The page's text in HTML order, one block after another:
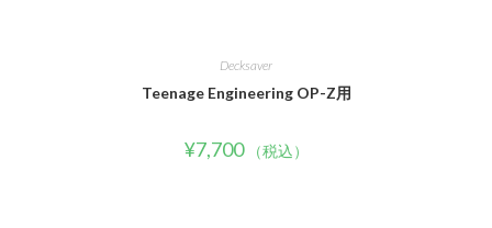
Decksaver
Teenage Engineering OP-Z用
¥7,700 （税込）